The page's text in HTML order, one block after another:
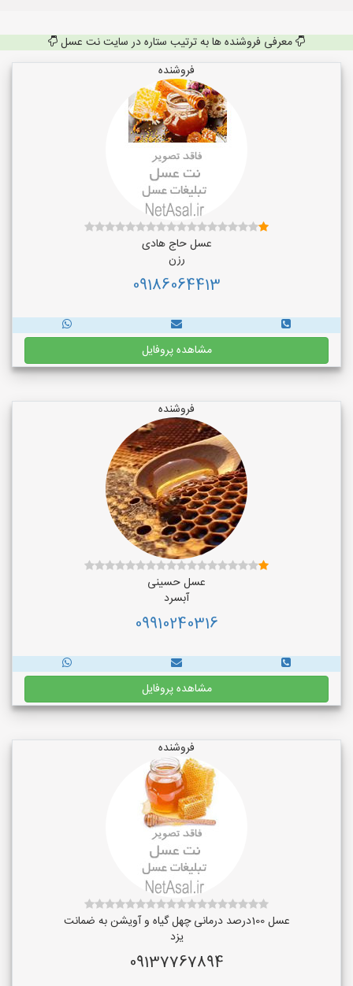
معرفی فروشنده ها به ترتیب ستاره در سایت نت عسل
فروشنده
عسل حاج هادی
رزن
09186064413
مشاهده پروفایل
فروشنده
عسل حسینی
آبسرد
09910240316
مشاهده پروفایل
فروشنده
عسل 100درصد درمانی چهل گیاه و آویشن به ضمانت
یزد
09137767894